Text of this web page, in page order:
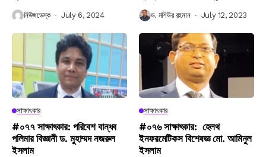
নিউজডেস্ক July 6, 2024 ড. মশিউর রহমান July 12, 2023
সাক্ষাৎকার
#০৭৭ সাক্ষাৎকার: পরিবেশ বান্ধব
পলিমার বিজ্ঞানী ড. মুহাম্মদ নজরুল
ইসলাম
সাক্ষাৎকার
#০৭৬ সাক্ষাৎকার: হেলথ
ইনফরমেটিকস বিশেষজ্ঞ মো. আমিনুল
ইসলাম